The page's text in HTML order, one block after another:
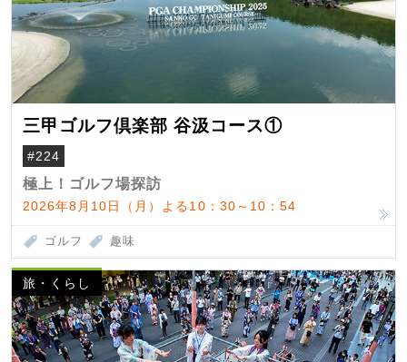
三甲ゴルフ倶楽部 谷汲コース①
#224
極上！ゴルフ場探訪
2026年8月10日（月）よる10：30～10：54
ゴルフ 趣味
旅・くらし